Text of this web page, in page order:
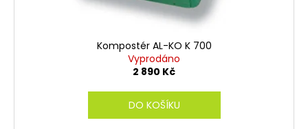
Kompostér AL-KO K 700
Vyprodáno
2 890 Kč
DO KOŠÍKU